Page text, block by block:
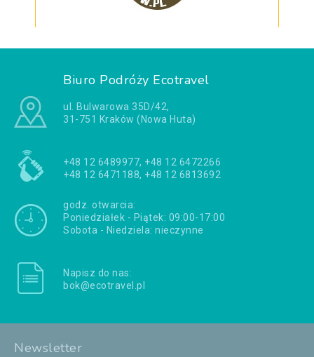
Biuro Podróży Ecotravel
ul. Bulwarowa 35D/42,
31-751 Kraków (Nowa Huta)
+48 12 6489977, +48 12 6472266
+48 12 6471188, +48 12 6813692
godz. otwarcia:
Poniedziałek - Piątek: 09:00-17:00
Sobota - Niedziela: nieczynne
Napisz do nas:
bok@ecotravel.pl
Newsletter